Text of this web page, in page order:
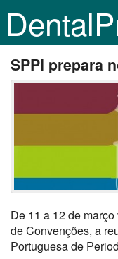
SPPI prepara
De 11 a 12 de
de Convenções, a
Portuguesa de